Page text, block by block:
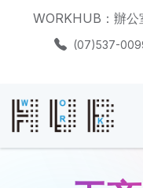
WORKHUB：辦
(07)537-